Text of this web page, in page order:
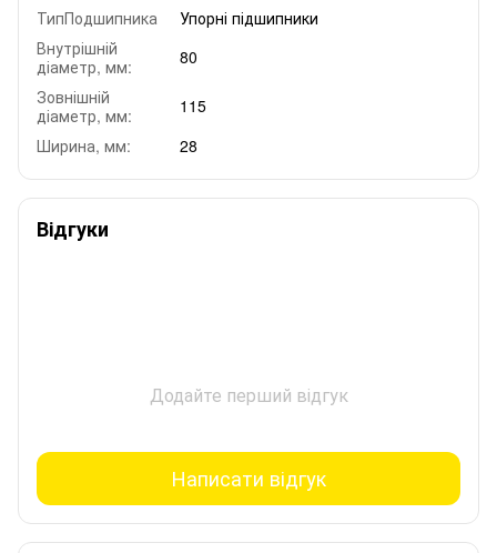
ТипПодшипника
Упорні підшипники
Внутрішній
діаметр, мм:
80
Зовнішній
діаметр, мм:
115
Ширина, мм:
28
Відгуки
Додайте перший відгук
Написати відгук